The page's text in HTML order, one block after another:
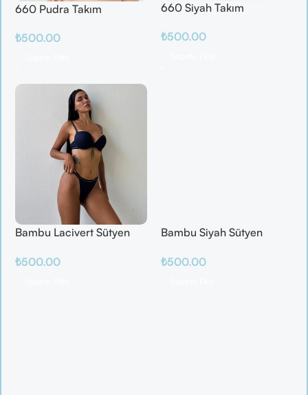
660 Pudra Takım
₺500.00
660 Siyah Takım
₺500.00
Bambu Lacivert Sütyen
₺500.00
Bambu Siyah Sütyen
₺500.00